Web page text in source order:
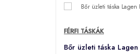
FÉRFI TÁSKÁK
Bőr üzleti táska